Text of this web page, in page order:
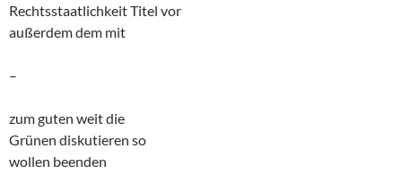
Rechtsstaatlichkeit Titel vor
außerdem dem mit
–
zum guten weit die
Grünen diskutieren so
wollen beenden